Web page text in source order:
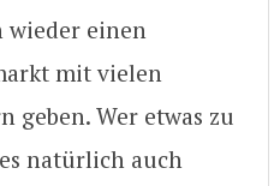
wieder einen
mit vielen
geben. Wer etwas zu
natürlich auch